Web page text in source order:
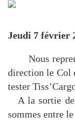
Jeudi 7 février
Nous
direction le Col
tester
A la sortie de
sommes entre